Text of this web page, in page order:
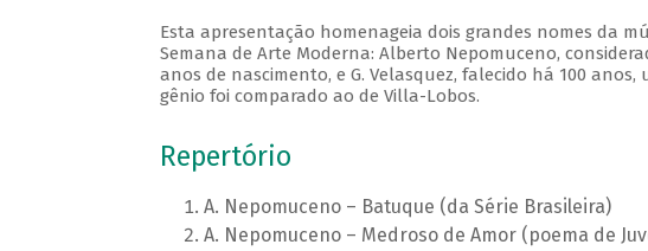
Esta apresentação homenageia dois grandes nomes da
Semana de Arte Moderna: Alberto Nepomuceno,
anos de nascimento, e G. Velasquez, falecido há 100
gênio foi comparado ao de Villa-Lobos.
Repertório
A. Nepomuceno – Batuque (da Série Brasileira)
A. Nepomuceno – Medroso de Amor (poema de